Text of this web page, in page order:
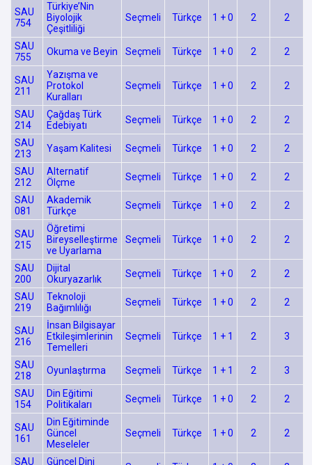
SAU
754
Türkiye’Nin
Biyolojik
Çeşitliliği
Seçmeli Türkçe 1 + 0 2 2
SAU
755
Okuma ve Beyin Seçmeli Türkçe 1 + 0 2 2
SAU
211
Yazışma ve
Protokol
Kuralları
Seçmeli Türkçe 1 + 0 2 2
SAU
214
Çağdaş Türk
Edebiyatı
Seçmeli Türkçe 1 + 0 2 2
SAU
213
Yaşam Kalitesi Seçmeli Türkçe 1 + 0 2 2
SAU
212
Alternatif
Ölçme
Seçmeli Türkçe 1 + 0 2 2
SAU
081
Akademik
Türkçe
Seçmeli Türkçe 1 + 0 2 2
SAU
215
Öğretimi
Bireyselleştirme
ve Uyarlama
Seçmeli Türkçe 1 + 0 2 2
SAU
200
Dijital
Okuryazarlık
Seçmeli Türkçe 1 + 0 2 2
SAU
219
Teknoloji
Bağımlılığı
Seçmeli Türkçe 1 + 0 2 2
SAU
216
İnsan Bilgisayar
Etkileşimlerinin
Temelleri
Seçmeli Türkçe 1 + 1 2 3
SAU
218
Oyunlaştırma Seçmeli Türkçe 1 + 1 2 3
SAU
154
Din Eğitimi
Politikaları
Seçmeli Türkçe 1 + 0 2 2
SAU
161
Din Eğitiminde
Güncel
Meseleler
Seçmeli Türkçe 1 + 0 2 2
SAU Güncel Dini